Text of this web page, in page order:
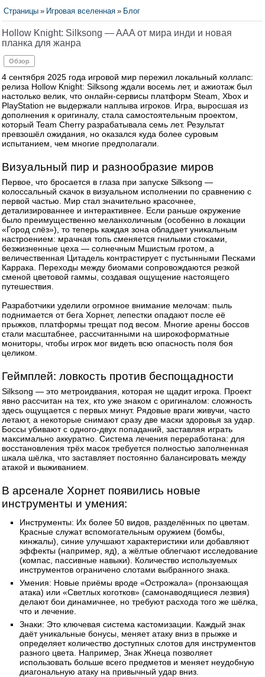
Страницы » Игровая вселенная » Блог
Hollow Knight: Silksong — AAA от мира инди и новая
планка для жанра
Обзор
4 сентября 2025 года игровой мир пережил локальный коллапс:
релиза Hollow Knight: Silksong ждали восемь лет, и ажиотаж был
настолько велик, что онлайн-сервисы платформ Steam, Xbox и
PlayStation не выдержали наплыва игроков. Игра, выросшая из
дополнения к оригиналу, стала самостоятельным проектом,
который Team Cherry разрабатывала семь лет. Результат
превзошёл ожидания, но оказался куда более суровым
испытанием, чем многие предполагали.
Визуальный пир и разнообразие миров
Первое, что бросается в глаза при запуске Silksong —
колоссальный скачок в визуальном исполнении по сравнению с
первой частью. Мир стал значительно красочнее,
детализированнее и интерактивнее. Если раньше окружение
было преимущественно меланхоличным (особенно в локации
«Город слёз»), то теперь каждая зона обладает уникальным
настроением: мрачная топь сменяется гнилыми стоками,
безжизненные цеха — солнечным Мшистым гротом, а
величественная Цитадель контрастирует с пустынными Песками
Каррака. Переходы между биомами сопровождаются резкой
сменой цветовой гаммы, создавая ощущение настоящего
путешествия.
Разработчики уделили огромное внимание мелочам: пыль
поднимается от бега Хорнет, лепестки опадают после её
прыжков, платформы трещат под весом. Многие арены боссов
стали масштабнее, рассчитанными на широкоформатные
мониторы, чтобы игрок мог видеть всю опасность поля боя
целиком.
Геймплей: ловкость против беспощадности
Silksong — это метроидвания, которая не щадит игрока. Проект
явно рассчитан на тех, кто уже знаком с оригиналом: сложность
здесь ощущается с первых минут. Рядовые враги живучи, часто
летают, а некоторые снимают сразу две маски здоровья за удар.
Боссы убивают с одного-двух попаданий, заставляя играть
максимально аккуратно. Система лечения переработана: для
восстановления трёх масок требуется полностью заполненная
шкала шёлка, что заставляет постоянно балансировать между
атакой и выживанием.
В арсенале Хорнет появились новые
инструменты и умения:
Инструменты: Их более 50 видов, разделённых по цветам.
Красные служат вспомогательным оружием (бомбы,
кинжалы), синие улучшают характеристики или добавляют
эффекты (например, яд), а жёлтые облегчают исследование
(компас, пассивные навыки). Количество используемых
инструментов ограничено слотами выбранного знака.
Умения: Новые приёмы вроде «Острожала» (пронзающая
атака) или «Светлых коготков» (самонаводящиеся лезвия)
делают бои динамичнее, но требуют расхода того же шёлка,
что и лечение.
Знаки: Это ключевая система кастомизации. Каждый знак
даёт уникальные бонусы, меняет атаку вниз в прыжке и
определяет количество доступных слотов для инструментов
разного цвета. Например, Знак Жнеца позволяет
использовать больше всего предметов и меняет неудобную
диагональную атаку на привычный удар вниз.